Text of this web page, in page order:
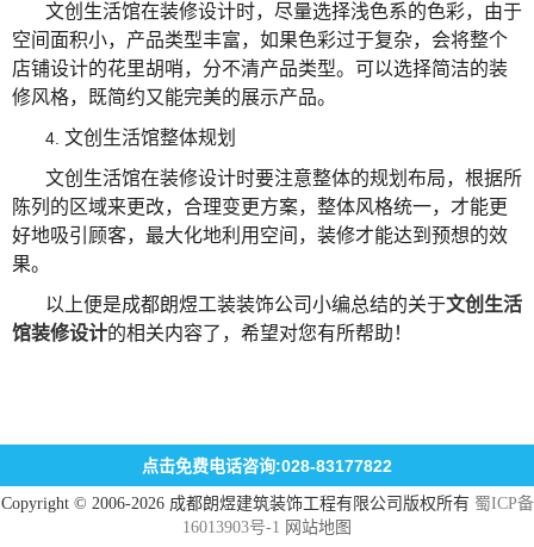
文创生活馆在装修设计时，尽量选择浅色系的色彩，由于
空间面积小，产品类型丰富，如果色彩过于复杂，会将整个
店铺设计的花里胡哨，分不清产品类型。可以选择简洁的装
修风格，既简约又能完美的展示产品。
4. 文创生活馆整体规划
文创生活馆在装修设计时要注意整体的规划布局，根据所
陈列的区域来更改，合理变更方案，整体风格统一，才能更
好地吸引顾客，最大化地利用空间，装修才能达到预想的效
果。
以上便是成都朗煜工装装饰公司小编总结的关于文创生活
馆装修设计的相关内容了，希望对您有所帮助！
点击免费电话咨询:028-83177822
Copyright © 2006-2026 成都朗煜建筑装饰工程有限公司版权所有 蜀ICP备
16013903号-1 网站地图